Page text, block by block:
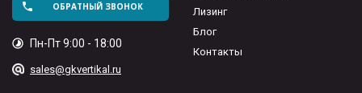
ОБРАТНЫЙ ЗВОНОК
Пн-Пт 9:00 - 18:00
sales@gkvertikal.ru
Лизинг
Блог
Контакты